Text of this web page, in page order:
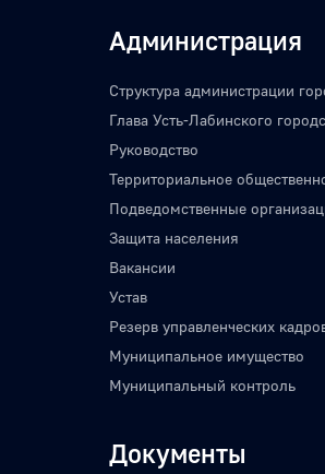
Администрация
Структура администрации
Глава Усть-Лабинского
Руководство
Территориальное
Подведомственные
Защита населения
Вакансии
Устав
Резерв управленческих
Муниципальное имущество
Муниципальный контроль
Документы